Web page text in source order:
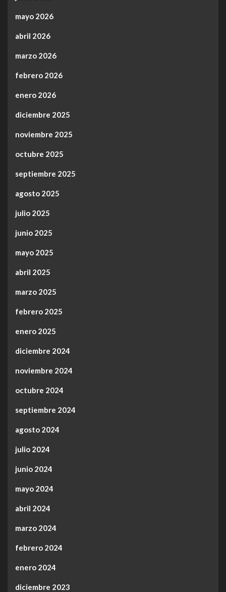
mayo 2026
abril 2026
marzo 2026
febrero 2026
enero 2026
diciembre 2025
noviembre 2025
octubre 2025
septiembre 2025
agosto 2025
julio 2025
junio 2025
mayo 2025
abril 2025
marzo 2025
febrero 2025
enero 2025
diciembre 2024
noviembre 2024
octubre 2024
septiembre 2024
agosto 2024
julio 2024
junio 2024
mayo 2024
abril 2024
marzo 2024
febrero 2024
enero 2024
diciembre 2023